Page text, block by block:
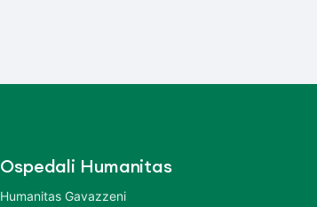
Ospedali Humanitas
Humanitas Gavazzeni